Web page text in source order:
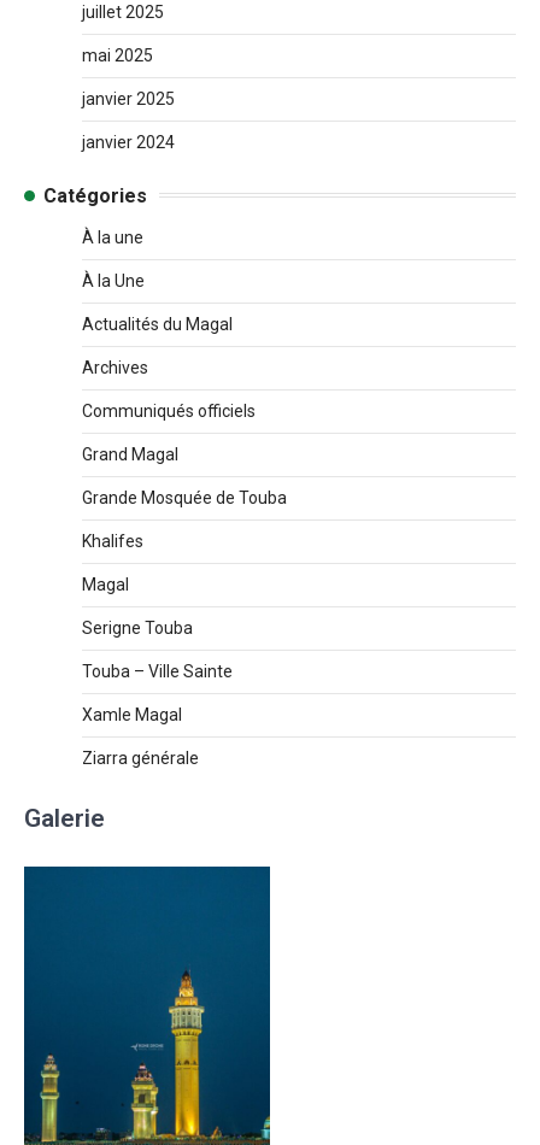
juillet 2025
mai 2025
janvier 2025
janvier 2024
Catégories
À la une
À la Une
Actualités du Magal
Archives
Communiqués officiels
Grand Magal
Grande Mosquée de Touba
Khalifes
Magal
Serigne Touba
Touba – Ville Sainte
Xamle Magal
Ziarra générale
Galerie